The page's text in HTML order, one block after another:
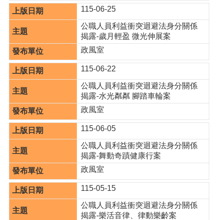
民
資
訊
機
關
通
訊
相
關
資
料
活
動
報
名
專
115-06-25
公職人員利益衝突迴避法身分關係
揭露-歲月輕盈 微光伸展案
政風室
115-06-22
公職人員利益衝突迴避法身分關係
揭露-水光粼粼 腳踏車輪案
政風室
115-06-05
公職人員利益衝突迴避法身分關係
揭露-舞動奇蹟健康行案
政風室
115-05-15
公職人員利益衝突迴避法身分關係
揭露-樂活音律、律動樂齡案